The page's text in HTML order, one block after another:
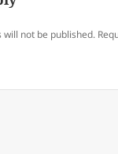
will not be published.